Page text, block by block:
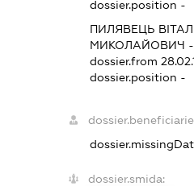
dossier.position -
ПИЛЯВЕЦЬ
МИКОЛАЙОВИЧ -
dossier.from
dossier.position -
dossier.smida: